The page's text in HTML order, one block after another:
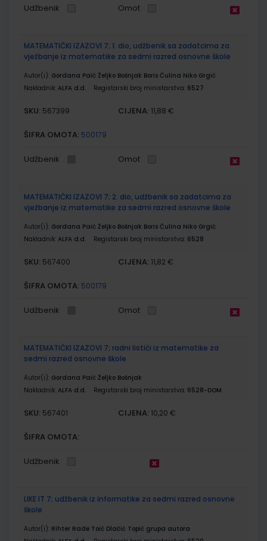
Udžbenik Omot
MATEMATIČKI IZAZOVI 7; 1. dio, udžbenik sa zadatcima za
vježbanje iz matematike za sedmi razred osnovne škole
Autor(i): Gordana Paić Željko Bošnjak Boris Čulina Niko Grgić
Nakladnik: ALFA d.d. Registarski broj ministarstva: 6527
SKU: 567399 CIJENA: 11,88 €
ŠIFRA OMOTA: 500179
Udžbenik Omot
MATEMATIČKI IZAZOVI 7; 2. dio, udžbenik sa zadatcima za
vježbanje iz matematike za sedmi razred osnovne škole
Autor(i): Gordana Paić Željko Bošnjak Boris Čulina Niko Grgić
Nakladnik: ALFA d.d. Registarski broj ministarstva: 6528
SKU: 567400 CIJENA: 11,82 €
ŠIFRA OMOTA: 500179
Udžbenik Omot
MATEMATIČKI IZAZOVI 7; radni listići iz matematike za
sedmi razred osnovne škole
Autor(i): Gordana Paić Željko Bošnjak
Nakladnik: ALFA d.d. Registarski broj ministarstva: 6528-DOM
SKU: 567401 CIJENA: 10,20 €
ŠIFRA OMOTA:
Udžbenik
LIKE IT 7; udžbenik iz informatike za sedmi razred osnovne
škole
Autor(i): Rihter Rade Toić Dlačić Topić grupa autora